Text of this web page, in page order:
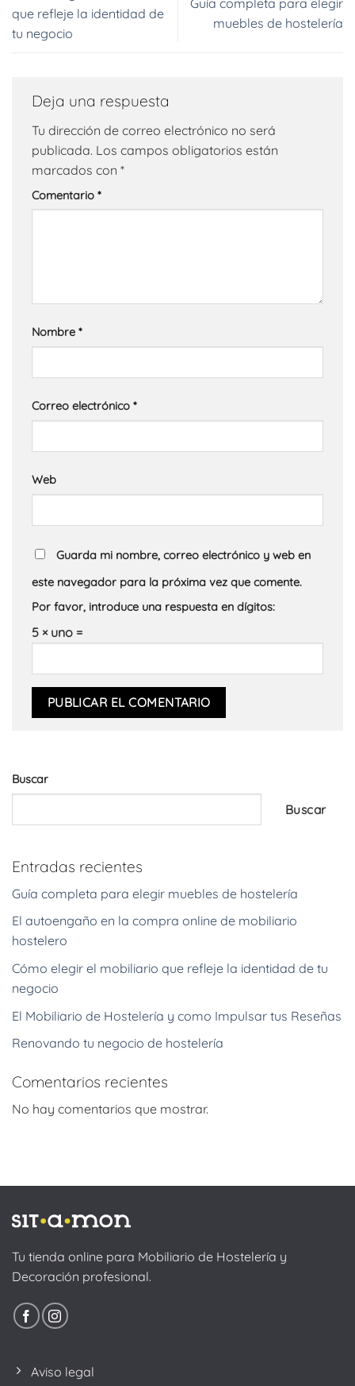
que refleje la identidad de
tu negocio
Guía completa para elegir
muebles de hostelería
Deja una respuesta
Tu dirección de correo electrónico no será
publicada. Los campos obligatorios están
marcados con *
Comentario *
Nombre *
Correo electrónico *
Web
Guarda mi nombre, correo electrónico y web en
este navegador para la próxima vez que comente.
Por favor, introduce una respuesta en dígitos:
5 × uno =
Buscar
Buscar
Entradas recientes
Guía completa para elegir muebles de hostelería
El autoengaño en la compra online de mobiliario
hostelero
Cómo elegir el mobiliario que refleje la identidad de tu
negocio
El Mobiliario de Hostelería y como Impulsar tus Reseñas
Renovando tu negocio de hostelería
Comentarios recientes
No hay comentarios que mostrar.
Tu tienda online para Mobiliario de Hostelería y
Decoración profesional.
Aviso legal